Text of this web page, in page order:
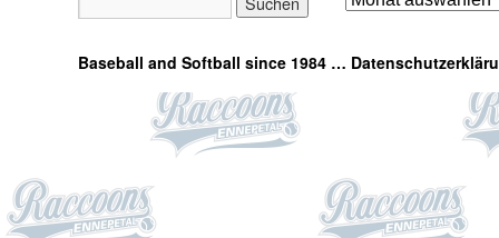
Baseball and Softball since 1984 …